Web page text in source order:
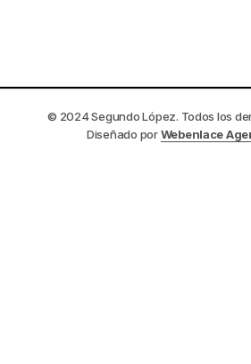
© 2024 Segundo López. Todos los
Diseñado porWebenlace